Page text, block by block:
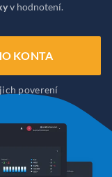
v hodnotení.
KONTA
poverení